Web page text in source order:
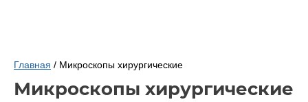
Главная / Микроскопы хирургические
Микроскопы хирургические